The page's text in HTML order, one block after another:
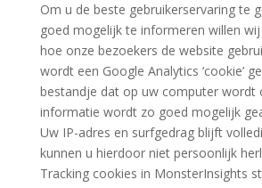
Om u de beste gebruikerservaring te
goed mogelijk te informeren willen
hoe onze bezoekers de website
wordt een Google Analytics ‘cookie’
bestandje dat op uw computer wordt
informatie wordt zo goed mogelijk
Uw IP-adres en surfgedrag blijft
kunnen u hierdoor niet persoonlijk
Tracking cookies in MonsterInsights